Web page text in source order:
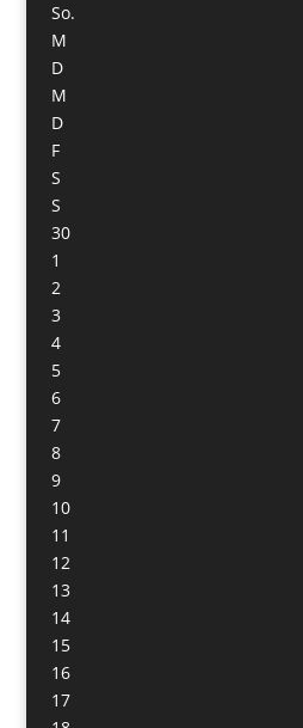
So.
M
D
M
D
F
S
S
30
1
2
3
4
5
6
7
8
9
10
11
12
13
14
15
16
17